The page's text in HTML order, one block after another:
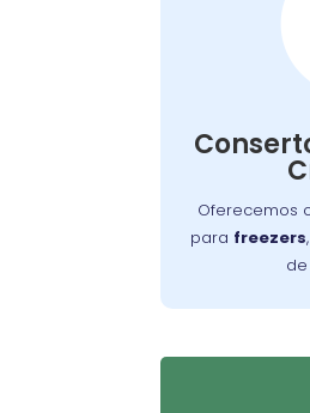
Oferecemos
para freezers
Nossos
elétricos,